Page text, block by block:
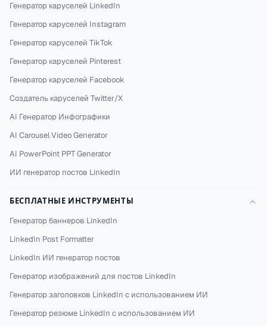
Генератор каруселей LinkedIn
Генератор каруселей Instagram
Генератор каруселей TikTok
Генератор каруселей Pinterest
Генератор каруселей Facebook
Создатель каруселей Twitter/X
AI Генератор Инфографики
AI Carousel Video Generator
AI PowerPoint PPT Generator
ИИ генератор постов LinkedIn
БЕСПЛАТНЫЕ ИНСТРУМЕНТЫ
Генератор баннеров LinkedIn
LinkedIn Post Formatter
LinkedIn ИИ генератор постов
Генератор изображений для постов LinkedIn
Генератор заголовков LinkedIn с использованием ИИ
Генератор резюме LinkedIn с использованием ИИ